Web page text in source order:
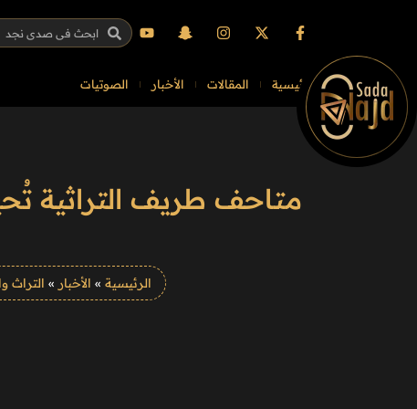
الرئيسية المقالات الأخبار الصوتيات
متاحف طريف التراثية
الرئيسية » الأخبار » التراث